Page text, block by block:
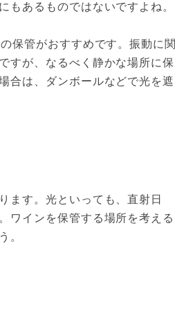
もあるものではないですよね。
保管がおすすめです。振動に関
すが、なるべく静かな場所に保
合は、ダンボールなどで光を遮
ます。光といっても、直射日
ワインを保管する場所を考える
。